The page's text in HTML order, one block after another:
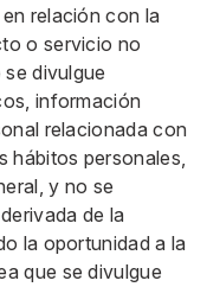
relación con la
o servicio no
divulgue
información
relacionada con
hábitos personales,
y no se
de la
la oportunidad a la
que se divulgue